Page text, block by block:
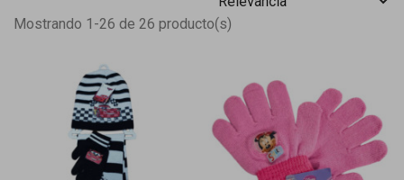
Mostrando 1-26 de 26 producto(s)